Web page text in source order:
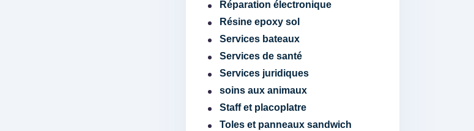
Réparation électronique
Résine epoxy sol
Services bateaux
Services de santé
Services juridiques
soins aux animaux
Staff et placoplatre
Toles et panneaux sandwich